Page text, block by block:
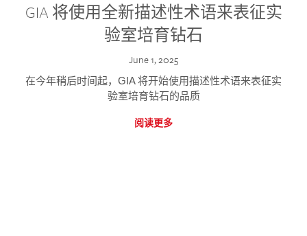
GIA 将使用全新描述性术语来表征实
验室培育钻石
June 1, 2025
在今年稍后时间起，GIA 将开始使用描述性术语来表征实
验室培育钻石的品质
阅读更多